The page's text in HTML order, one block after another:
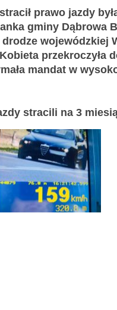
prawo jazdy
gminy Dąbrowa
wojewódzkiej
przekroczyła
mandat w
stracili na 3